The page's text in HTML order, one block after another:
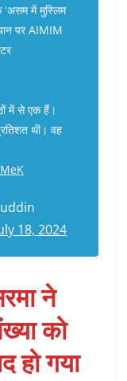
'असम में मुस्लिम
पर AIMIM
में से एक हैं।
थी। वह
18, 2024
ने
को
हो गया